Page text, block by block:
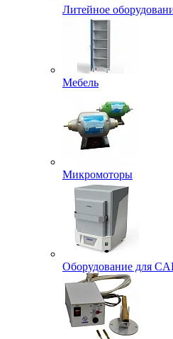
Литейное
Мебель
Микромоторы
Оборудование для